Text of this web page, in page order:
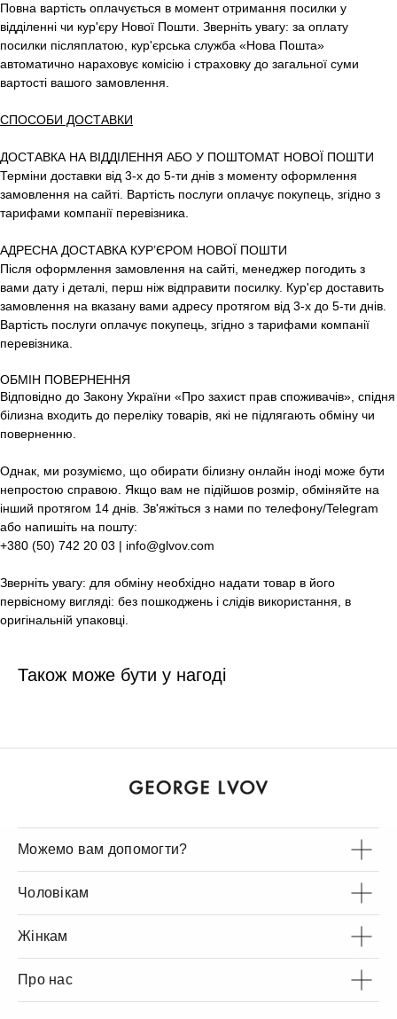
Повна вартість оплачується в момент отримання посилки у
відділенні чи кур'єру Нової Пошти. Зверніть увагу: за оплату
посилки післяплатою, кур'єрська служба «Нова Пошта»
автоматично нараховує комісію і страховку до загальної суми
вартості вашого замовлення.
СПОСОБИ ДОСТАВКИ
ДОСТАВКА НА ВІДДІЛЕННЯ АБО У ПОШТОМАТ НОВОЇ ПОШТИ
Терміни доставки від 3-х до 5-ти днів з моменту оформлення
замовлення на сайті. Вартість послуги оплачує покупець, згідно з
тарифами компанії перевізника.
АДРЕСНА ДОСТАВКА КУР’ЄРОМ НОВОЇ ПОШТИ
Після оформлення замовлення на сайті, менеджер погодить з
вами дату і деталі, перш ніж відправити посилку. Кур'єр доставить
замовлення на вказану вами адресу протягом від 3-х до 5-ти днів.
Вартість послуги оплачує покупець, згідно з тарифами компанії
перевізника.
ОБМІН ПОВЕРНЕННЯ
Відповідно до Закону України «Про захист прав споживачів», спідня
білизна входить до переліку товарів, які не підлягають обміну чи
поверненню.
Однак, ми розуміємо, що обирати білизну онлайн іноді може бути
непростою справою. Якщо вам не підійшов розмір, обміняйте на
інший протягом 14 днів. Зв'яжіться з нами по телефону/Telegram
або напишіть на пошту:
+380 (50) 742 20 03 | info@glvov.com
Зверніть увагу: для обміну необхідно надати товар в його
первісному вигляді: без пошкоджень і слідів використання, в
оригінальній упаковці.
Також може бути у нагоді
Можемо вам допомогти?
Чоловікам
Жінкам
Про нас